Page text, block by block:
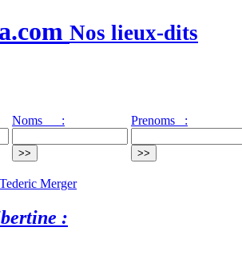
Nos lieux-dits
Noms : Prenoms :
Tederic Merger
: